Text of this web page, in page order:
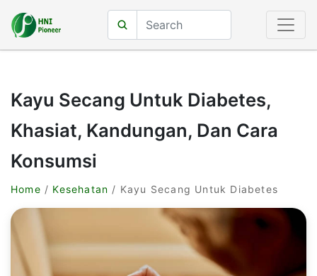
Kayu Secang Untuk Diabetes,
Khasiat, Kandungan, Dan Cara
Konsumsi
Home / Kesehatan / Kayu Secang Untuk Diabetes